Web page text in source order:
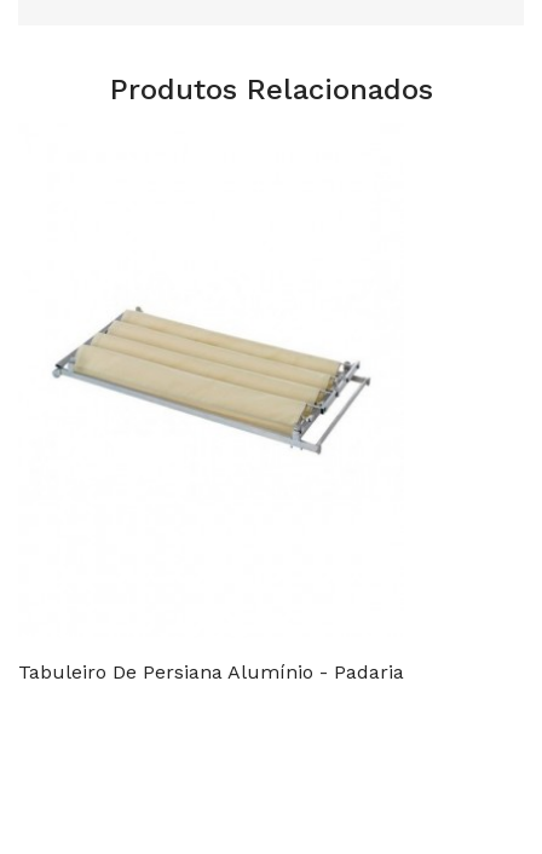
Produtos Relacionados
Tabuleiro De Persiana Alumínio - Padaria